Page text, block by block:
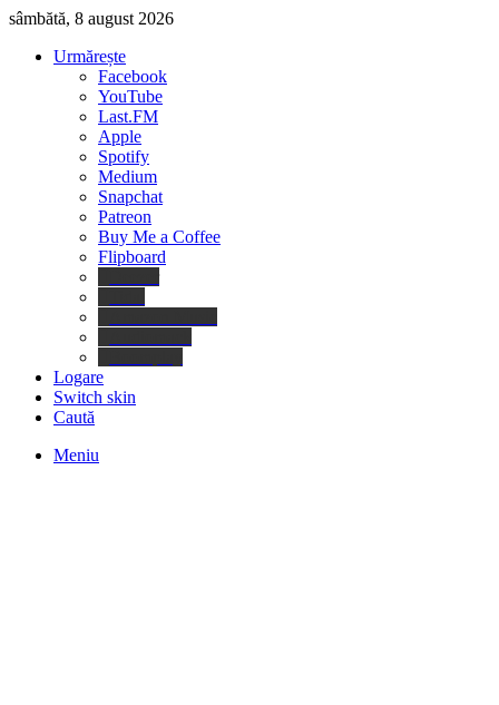
sâmbătă, 8 august 2026
Urmărește
Facebook
YouTube
Last.FM
Apple
Spotify
Medium
Snapchat
Patreon
Buy Me a Coffee
Flipboard
Logare
Switch skin
Caută
Meniu